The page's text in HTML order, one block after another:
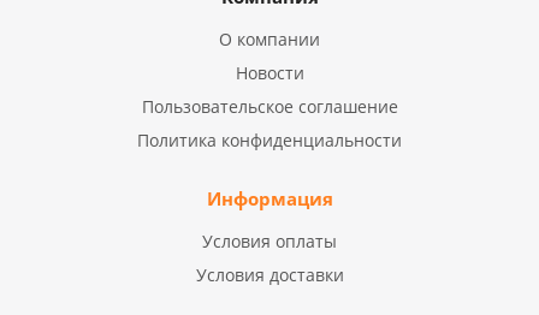
О компании
Новости
Пользовательское соглашение
Политика конфиденциальности
Информация
Условия оплаты
Условия доставки